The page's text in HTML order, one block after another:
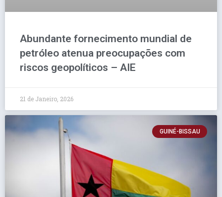
Abundante fornecimento mundial de
petróleo atenua preocupações com
riscos geopolíticos – AIE
21 de Janeiro, 2026
GUINÉ-BISSAU